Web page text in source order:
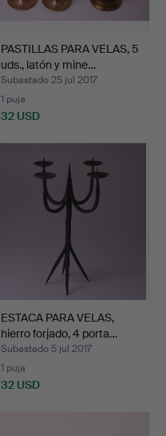
PASTILLAS PARA VELAS, 5
uds., latón y mine…
Subastado 25 jul 2017
1 puja
32 USD
ESTACA PARA VELAS,
hierro forjado, 4 porta…
Subastado 5 jul 2017
1 puja
32 USD